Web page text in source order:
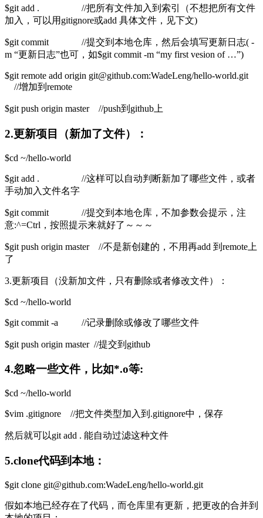
$git add . //把所有文件加入到索引（不想把所有文件
加入，可以用gitignore或add 具体文件，见下文)
$git commit //提交到本地仓库，然后会填写更新日志( -
m “更新日志”也可，如$git commit -m “my first vesion of …”)
$git remote add origin git@github.com:WadeLeng/hello-world.git
//增加到remote
$git push origin master //push到github上
2.更新项目（新加了文件）：
$cd ~/hello-world
$git add . //这样可以自动判断新加了哪些文件，或者
手动加入文件名字
$git commit //提交到本地仓库，不加参数会提示，注
意:^=Ctrl，按照提示来就好了～～～
$git push origin master //不是新创建的，不用再add 到remote上
了
3.更新项目（没新加文件，只有删除或者修改文件）：
$cd ~/hello-world
$git commit -a //记录删除或修改了哪些文件
$git push origin master //提交到github
4.忽略一些文件，比如*.o等:
$cd ~/hello-world
$vim .gitignore //把文件类型加入到.gitignore中，保存
然后就可以git add . 能自动过滤这种文件
5.clone代码到本地：
$git clone git@github.com:WadeLeng/hello-world.git
假如本地已经存在了代码，而仓库里有更新，把更改的合并到